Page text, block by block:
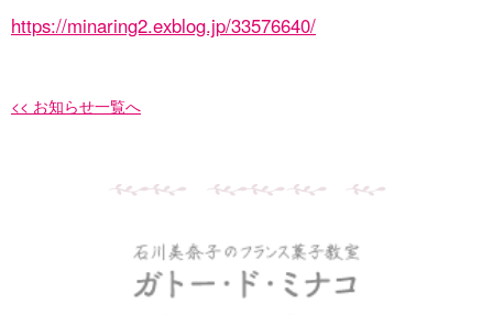
https://minaring2.exblog.jp/33576640/
<< お知らせ一覧へ